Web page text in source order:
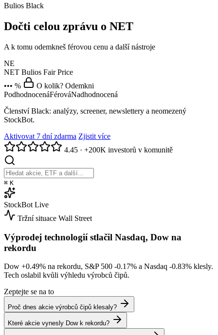
Bulios Black
Dočti celou zprávu o NET
A k tomu odemkneš férovou cenu a další nástroje
NE
NET Bulios Fair Price
••• %
O kolik? Odemkni
PodhodnocenáFérováNadhodnocená
Členství Black: analýzy, screener, newslettery a neomezený
StockBot.
Aktivovat 7 dní zdarma Zjistit více
4.45 · +200K investorů v komunitě
⌘ K
StockBot Live
Tržní situace Wall Street
Výprodej technologií stlačil Nasdaq, Dow na
rekordu
Dow +0.49% na rekordu, S&P 500 -0.17% a Nasdaq -0.83% klesly.
Tech oslabil kvůli výhledu výrobců čipů.
Zeptejte se na to
Proč dnes akcie výrobců čipů klesaly?
Které akcie vynesly Dow k rekordu?